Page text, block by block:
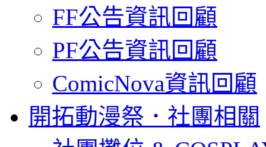
FF公告資訊回顧
PF公告資訊回顧
ComicNova資訊回顧
開拓動漫祭．社團相關